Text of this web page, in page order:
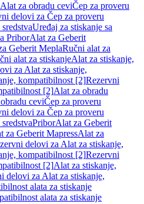
za obradu ceviČep za proveru
delovi za Čep za proveru
Uređaj za stiskanje sa
PriborAlat za Geberit
Geberit MeplaRučni alat za
alat za stiskanjeAlat za stiskanje,
za Alat za stiskanje,
kompatibilnost [2]Rezervni
[2]Alat za obradu
ceviČep za proveru
delovi za Čep za proveru
PriborAlat za Geberit
za Geberit MapressAlat za
delovi za Alat za stiskanje,
kompatibilnost [2]Rezervni
[2]Alat za stiskanje,
delovi za Alat za stiskanje,
alata za stiskanje
alata za stiskanje